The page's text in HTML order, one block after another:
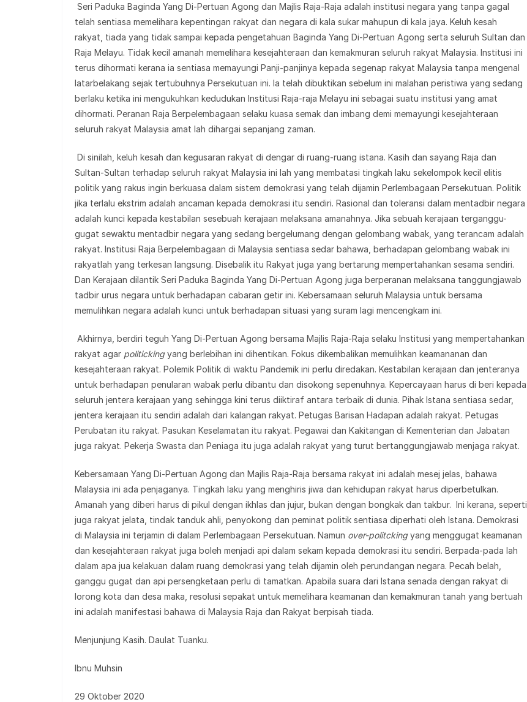
Seri Paduka Baginda Yang Di-Pertuan Agong dan Majlis Raja-Raja adalah institusi negara yang tanpa gagal
telah sentiasa memelihara kepentingan rakyat dan negara di kala sukar mahupun di kala jaya. Keluh kesah
rakyat, tiada yang tidak sampai kepada pengetahuan Baginda Yang Di-Pertuan Agong serta seluruh Sultan dan
Raja Melayu. Tidak kecil amanah memelihara kesejahteraan dan kemakmuran seluruh rakyat Malaysia. Institusi ini
terus dihormati kerana ia sentiasa memayungi Panji-panjinya kepada segenap rakyat Malaysia tanpa mengenal
latarbelakang sejak tertubuhnya Persekutuan ini. Ia telah dibuktikan sebelum ini malahan peristiwa yang sedang
berlaku ketika ini mengukuhkan kedudukan Institusi Raja-raja Melayu ini sebagai suatu institusi yang amat
dihormati. Peranan Raja Berpelembagaan selaku kuasa semak dan imbang demi memayungi kesejahteraan
seluruh rakyat Malaysia amat lah dihargai sepanjang zaman.
Di sinilah, keluh kesah dan kegusaran rakyat di dengar di ruang-ruang istana. Kasih dan sayang Raja dan
Sultan-Sultan terhadap seluruh rakyat Malaysia ini lah yang membatasi tingkah laku sekelompok kecil elitis
politik yang rakus ingin berkuasa dalam sistem demokrasi yang telah dijamin Perlembagaan Persekutuan. Politik
jika terlalu ekstrim adalah ancaman kepada demokrasi itu sendiri. Rasional dan toleransi dalam mentadbir negara
adalah kunci kepada kestabilan sesebuah kerajaan melaksana amanahnya. Jika sebuah kerajaan terganggu-
gugat sewaktu mentadbir negara yang sedang bergelumang dengan gelombang wabak, yang terancam adalah
rakyat. Institusi Raja Berpelembagaan di Malaysia sentiasa sedar bahawa, berhadapan gelombang wabak ini
rakyatlah yang terkesan langsung. Disebalik itu Rakyat juga yang bertarung mempertahankan sesama sendiri.
Dan Kerajaan dilantik Seri Paduka Baginda Yang Di-Pertuan Agong juga berperanan melaksana tanggungjawab
tadbir urus negara untuk berhadapan cabaran getir ini. Kebersamaan seluruh Malaysia untuk bersama
memulihkan negara adalah kunci untuk berhadapan situasi yang suram lagi mencengkam ini.
Akhirnya, berdiri teguh Yang Di-Pertuan Agong bersama Majlis Raja-Raja selaku Institusi yang mempertahankan
rakyat agar politickingyang berlebihan ini dihentikan. Fokus dikembalikan memulihkan keamananan dan
kesejahteraan rakyat. Polemik Politik di waktu Pandemik ini perlu diredakan. Kestabilan kerajaan dan jenteranya
untuk berhadapan penularan wabak perlu dibantu dan disokong sepenuhnya. Kepercayaan harus di beri kepada
seluruh jentera kerajaan yang sehingga kini terus diiktiraf antara terbaik di dunia. Pihak Istana sentiasa sedar,
jentera kerajaan itu sendiri adalah dari kalangan rakyat. Petugas Barisan Hadapan adalah rakyat. Petugas
Perubatan itu rakyat. Pasukan Keselamatan itu rakyat. Pegawai dan Kakitangan di Kementerian dan Jabatan
juga rakyat. Pekerja Swasta dan Peniaga itu juga adalah rakyat yang turut bertanggungjawab menjaga rakyat.
Kebersamaan Yang Di-Pertuan Agong dan Majlis Raja-Raja bersama rakyat ini adalah mesej jelas, bahawa
Malaysia ini ada penjaganya. Tingkah laku yang menghiris jiwa dan kehidupan rakyat harus diperbetulkan.
Amanah yang diberi harus di pikul dengan ikhlas dan jujur, bukan dengan bongkak dan takbur. Ini kerana, seperti
juga rakyat jelata, tindak tanduk ahli, penyokong dan peminat politik sentiasa diperhati oleh Istana. Demokrasi
di Malaysia ini terjamin di dalam Perlembagaan Persekutuan. Namun over-politckingyang menggugat keamanan
dan kesejahteraan rakyat juga boleh menjadi api dalam sekam kepada demokrasi itu sendiri. Berpada-pada lah
dalam apa jua kelakuan dalam ruang demokrasi yang telah dijamin oleh perundangan negara. Pecah belah,
ganggu gugat dan api persengketaan perlu di tamatkan. Apabila suara dari Istana senada dengan rakyat di
lorong kota dan desa maka, resolusi sepakat untuk memelihara keamanan dan kemakmuran tanah yang bertuah
ini adalah manifestasi bahawa di Malaysia Raja dan Rakyat berpisah tiada.
Menjunjung Kasih. Daulat Tuanku.
Ibnu Muhsin
29 Oktober 2020